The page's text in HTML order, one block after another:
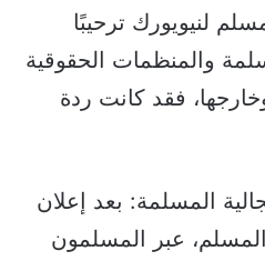
لنيويورك ترحيبًا
والمنظمات الحقوقية
فقد كانت ردة
المسلمة: بعد إعلان
عبر المسلمون